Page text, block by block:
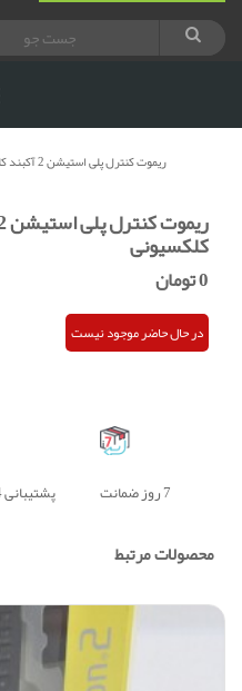
ریموت کنترل پلی استیشن 2 آکبند کلکسیونی
کلکسیونی
0تومان
در حال حاضر موجود نیست
پشتیبانی 24 ساعته 7 روز ضمانت
محصولات مرتبط